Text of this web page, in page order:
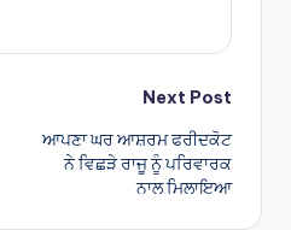
Next Post
ਆਪਣਾ ਘਰ ਆਸ਼ਰਮ ਫਰੀਦਕੋਟ
ਨੇ ਵਿਛੜੇ ਰਾਜੂ ਨੂੰ ਪਰਿਵਾਰਕ
ਨਾਲ ਮਿਲਾਇਆ